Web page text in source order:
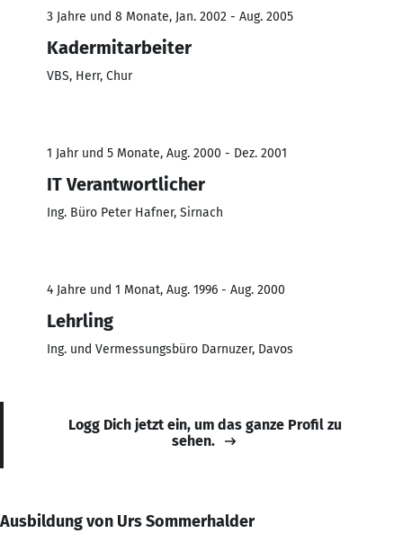
3 Jahre und 8 Monate, Jan. 2002 - Aug. 2005
Kadermitarbeiter
VBS, Herr, Chur
1 Jahr und 5 Monate, Aug. 2000 - Dez. 2001
IT Verantwortlicher
Ing. Büro Peter Hafner, Sirnach
4 Jahre und 1 Monat, Aug. 1996 - Aug. 2000
Lehrling
Ing. und Vermessungsbüro Darnuzer, Davos
Logg Dich jetzt ein, um das ganze Profil zu
sehen.
Ausbildung von Urs Sommerhalder